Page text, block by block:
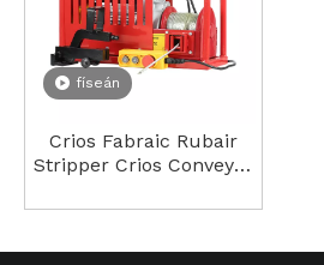
físeán
Crios Fabraic Rubair
Stripper Crios Conveyor
Splicing Meaisín